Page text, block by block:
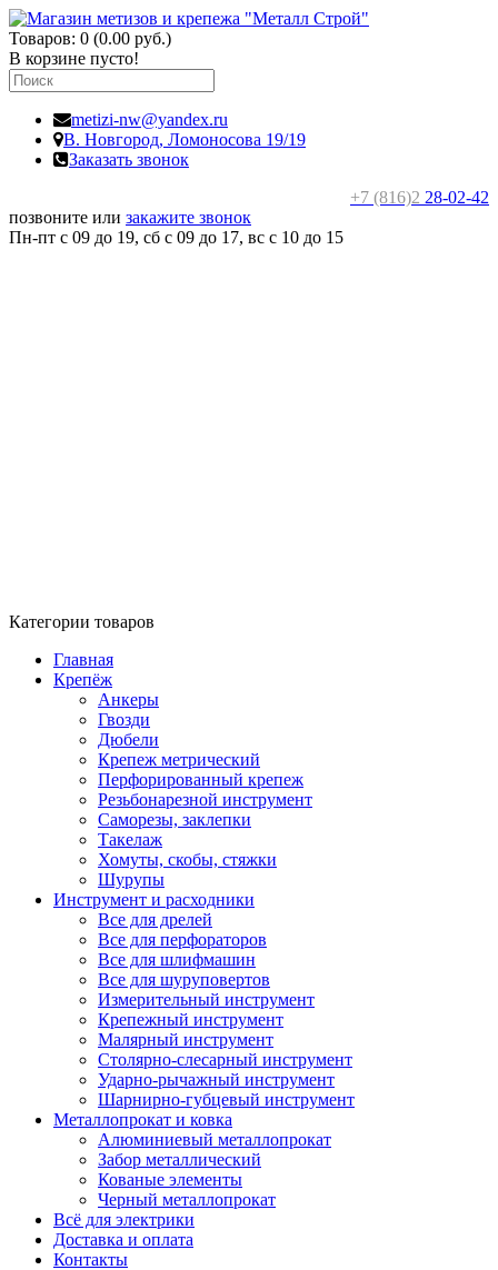
Товаров: 0 (0.00 руб.)
В корзине пусто!
metizi-nw@yandex.ru
В. Новгород, Ломоносова 19/19
Заказать звонок
+7 (816)2 28-02-42
позвоните или закажите звонок
Пн-пт с 09 до 19, сб с 09 до 17, вс c 10 до 15
Категории товаров
Главная
Крепёж
Анкеры
Гвозди
Дюбели
Крепеж метрический
Перфорированный крепеж
Резьбонарезной инструмент
Саморезы, заклепки
Такелаж
Хомуты, скобы, стяжки
Шурупы
Инструмент и расходники
Все для дрелей
Все для перфораторов
Все для шлифмашин
Все для шуруповертов
Измерительный инструмент
Крепежный инструмент
Малярный инструмент
Столярно-слесарный инструмент
Ударно-рычажный инструмент
Шарнирно-губцевый инструмент
Металлопрокат и ковка
Алюминиевый металлопрокат
Забор металлический
Кованые элементы
Черный металлопрокат
Всё для электрики
Доставка и оплата
Контакты